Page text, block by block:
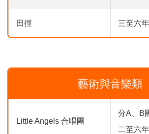
田徑 三至六
藝術與音樂類
Little Angels 合唱團
分A、B
二至六